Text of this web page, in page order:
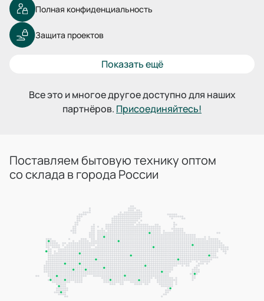
Полная конфиденциальность
Защита проектов
Показать ещё
Все это и многое другое доступно для наших
партнёров. Присоединяйтесь!
Поставляем бытовую технику оптом
со склада в города России